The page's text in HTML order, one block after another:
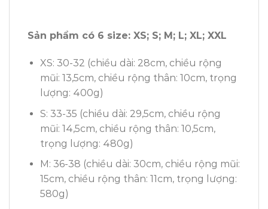
Sản phẩm có 6 size: XS; S; M; L; XL; XXL
XS: 30-32 (chiều dài: 28cm, chiều rộng
mũi: 13,5cm, chiều rộng thân: 10cm, trọng
lượng: 400g)
S: 33-35 (chiều dài: 29,5cm, chiều rộng
mũi: 14,5cm, chiều rộng thân: 10,5cm,
trọng lượng: 480g)
M: 36-38 (chiều dài: 30cm, chiều rộng mũi:
15cm, chiều rộng thân: 11cm, trọng lượng:
580g)